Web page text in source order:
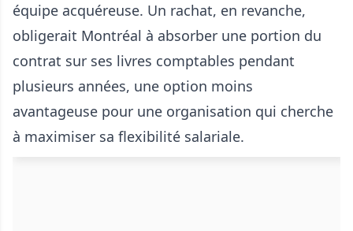
équipe acquéreuse. Un rachat, en revanche,
obligerait Montréal à absorber une portion du
contrat sur ses livres comptables pendant
plusieurs années, une option moins
avantageuse pour une organisation qui cherche
à maximiser sa flexibilité salariale.